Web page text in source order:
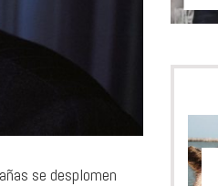
se desplomen